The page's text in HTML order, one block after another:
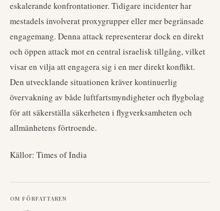
eskalerande konfrontationer. Tidigare incidenter har
mestadels involverat proxygrupper eller mer begränsade
engagemang. Denna attack representerar dock en direkt
och öppen attack mot en central israelisk tillgång, vilket
visar en vilja att engagera sig i en mer direkt konflikt.
Den utvecklande situationen kräver kontinuerlig
övervakning av både luftfartsmyndigheter och flygbolag
för att säkerställa säkerheten i flygverksamheten och
allmänhetens förtroende.
Källor: Times of India
OM FÖRFATTAREN